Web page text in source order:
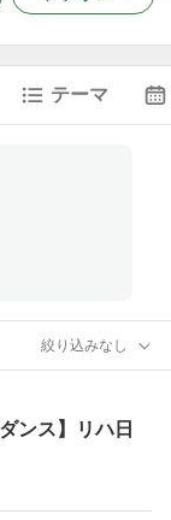
テーマ
絞り込みなし
ンス】リハ日